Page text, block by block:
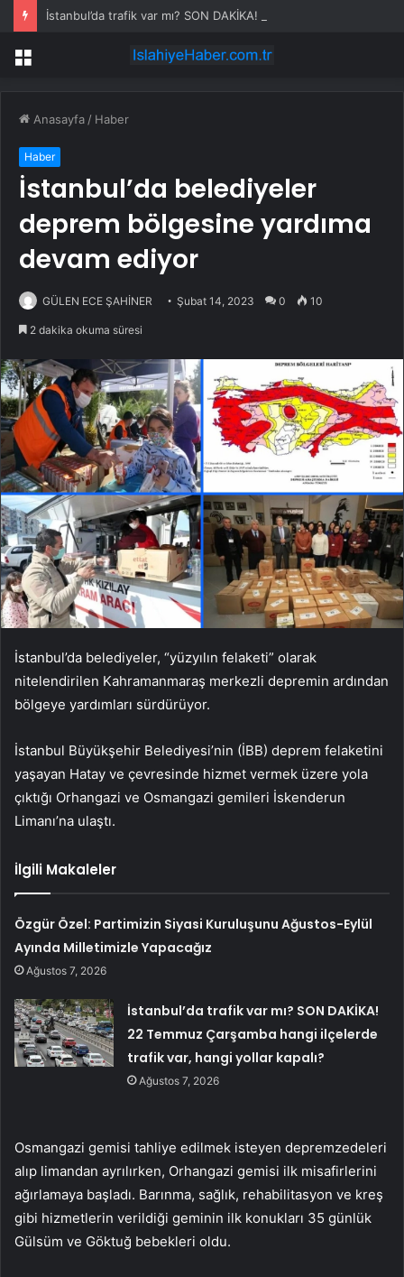
Menü
Anasayfa / Haber
Haber
İstanbul’da belediyeler
deprem bölgesine yardıma
devam ediyor
GÜLEN ECE ŞAHİNER Şubat 14, 2023 0 10
2 dakika okuma süresi
İstanbul’da belediyeler, “yüzyılın felaketi” olarak
nitelendirilen Kahramanmaraş merkezli depremin ardından
bölgeye yardımları sürdürüyor.
İstanbul Büyükşehir Belediyesi’nin (İBB) deprem felaketini
yaşayan Hatay ve çevresinde hizmet vermek üzere yola
çıktığı Orhangazi ve Osmangazi gemileri İskenderun
Limanı’na ulaştı.
İlgili Makaleler
Özgür Özel: Partimizin Siyasi Kuruluşunu Ağustos-Eylül
Ayında Milletimizle Yapacağız
Ağustos 7, 2026
İstanbul’da trafik var mı? SON DAKİKA!
22 Temmuz Çarşamba hangi ilçelerde
trafik var, hangi yollar kapalı?
Ağustos 7, 2026
Osmangazi gemisi tahliye edilmek isteyen depremzedeleri
alıp limandan ayrılırken, Orhangazi gemisi ilk misafirlerini
ağırlamaya başladı. Barınma, sağlık, rehabilitasyon ve kreş
gibi hizmetlerin verildiği geminin ilk konukları 35 günlük
Gülsüm ve Göktuğ bebekleri oldu.